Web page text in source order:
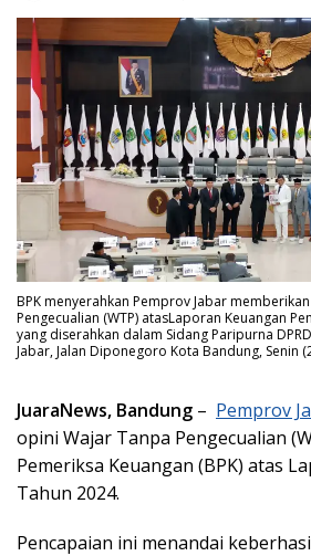
BPK menyerahkan Pemprov Jabar
Pengecualian (WTP) atasLaporan Keuangan
yang diserahkan dalam Sidang Paripurna
Jabar, Jalan Diponegoro Kota Bandung, Senin
JuaraNews, Bandung – Pemprov
opini Wajar Tanpa Pengecualian
Pemeriksa Keuangan (BPK) atas
Tahun 2024.
Pencapaian ini menandai